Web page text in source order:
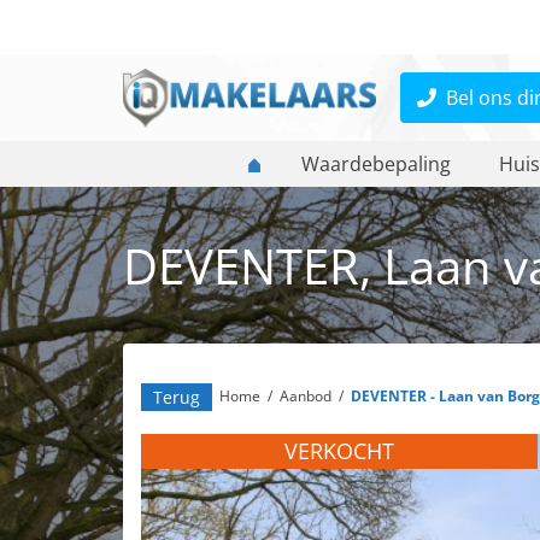
Bel ons
Waardebepaling
Home / Aanbod / DEVENTER - Laan van
DEVENTER, Laan
Terug
VERKOCHT